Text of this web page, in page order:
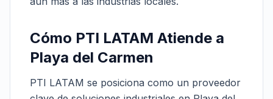
Cómo PTI LATAM Atiende a
Playa del Carmen
PTI LATAM se posiciona como un proveedor